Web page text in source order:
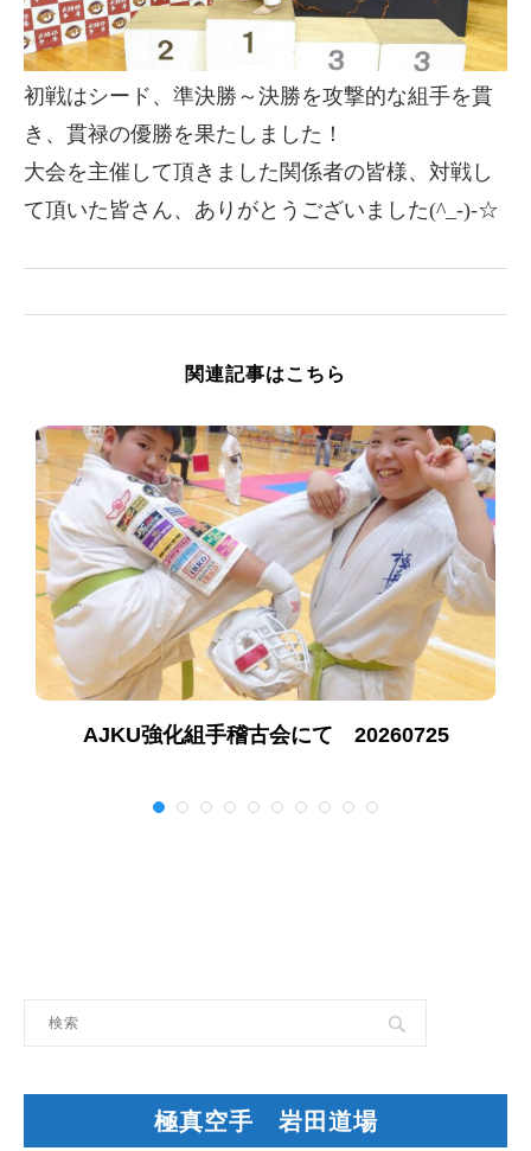
初戦はシード、準決勝～決勝を攻撃的な組手を貫
き、貫禄の優勝を果たしました！
大会を主催して頂きました関係者の皆様、対戦し
て頂いた皆さん、ありがとうございました(^_-)-☆
関連記事はこちら
AJKU強化組手稽古会にて 20260725
極真空手 岩田道場